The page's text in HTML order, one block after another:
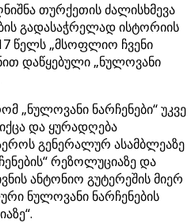
თურქეთის ძალისხმევა
გადასაჭრელად ისტორიის
წელს „მსოფლიო ჩვენი
დაწყებული „ნულოვანი
„ნულოვანი ნარჩენები“ უკვე
და ყურადღება
გენერალურ ასამბლეაზე
რეზოლუციაზე და
ანტონიო გუტერეშის მიერ
ნულოვანი ნარჩენების